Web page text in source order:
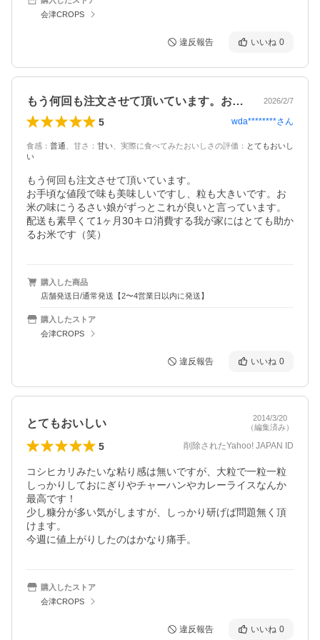
会津CROPS
違反報告 いいね 0
もう何回も注文させて頂いています。お手… 2026/2/7
5 wda********さん
食感 ： 普通 甘さ ： 甘い 実際に食べてみたおいしさの評価 ： とてもおいし
い
もう何回も注文させて頂いています。
お手頃な値段で味も美味しいですし、粒も大きいです。お
米の味にうるさい娘がずっとこれが良いと言っています。
配送も素早くて1ヶ月30キロ消費する我が家にはとても助か
るお米です（笑）
購入した商品
店舗発送日/通常発送【2〜4営業日以内に発送】
購入したストア
会津CROPS
違反報告 いいね 0
とてもおいしい
2014/3/20
（編集済み）
5 削除されたYahoo! JAPAN ID
コシヒカリみたいな粘り感は無いですが、大粒で一粒一粒
しっかりしておにぎりやチャーハンやカレーライスなんか
最高です！
少し糠分が多い気がしますが、しっかり研げば問題無く頂
けます。
今週に値上がりしたのはかなり痛手。
購入したストア
会津CROPS
違反報告 いいね 0